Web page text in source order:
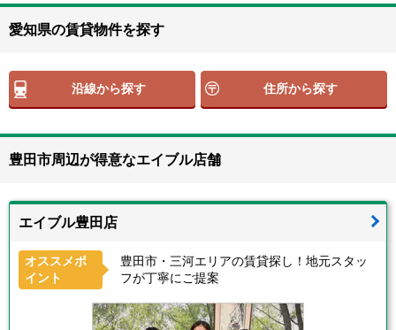
愛知県の賃貸物件を探す
沿線から探す 住所から探す
豊田市周辺が得意なエイブル店舗
エイブル豊田店
オススメポ
イント
豊田市・三河エリアの賃貸探し！地元スタッ
フが丁寧にご提案